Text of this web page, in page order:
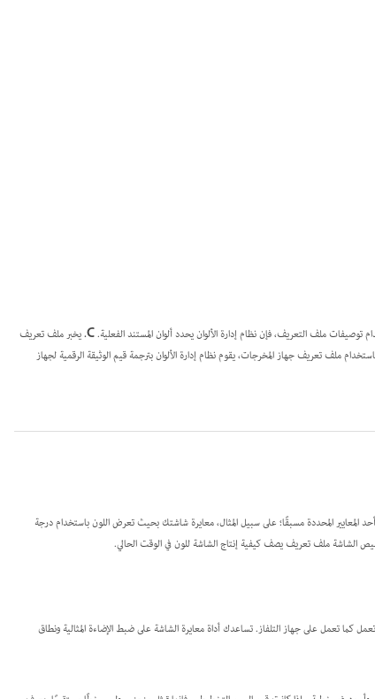
توصيفات ملف التعريف، فإن نظام إدارة الألوان يحدد ألوان المستند الفعلية.C. يخبر ملف تعريف
ملف تعريف جهاز المخرجات، يقوم نظام إدارة الألوان بترجمة قيم الوثيقة الرقمية لجهاز
المحددة مسبقًا؛ على سبيل المثال، معايرة شاشتك بحيث تعرض اللون باستخدام درجة
كما تعمل على جهاز التلفاز. تساعدك أداة معايرة الشاشة على ضبط الإضاءة المثالية ونطاق